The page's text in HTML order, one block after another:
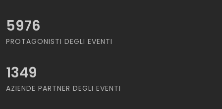
5976
PROTAGONISTI DEGLI EVENTI
1349
AZIENDE PARTNER DEGLI EVENTI